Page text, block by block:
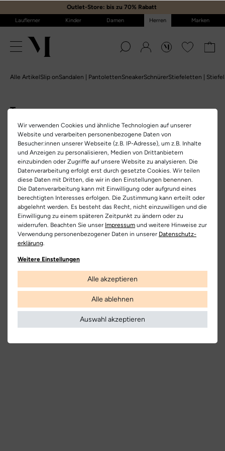
Outlet-Store: bis zu 70% Rabatt
Lauflerner Kinder Damen Herren Marken
Alle ArtikelSlip onSandalen | PantolettenSneakerSchnürerStiefeletten | Stiefel
Toms
Home Herren Marken Toms
Wir verwenden Cookies und ähnliche Technologien auf unserer
Website und verarbeiten personenbezogene Daten von
Besucher:innen unserer Webseite (z.B. IP-Adresse), um z.B. Inhalte
und Anzeigen zu personalisieren, Medien von Drittanbietern
einzubinden oder Zugriffe auf unsere Website zu analysieren. Die
Datenverarbeitung erfolgt erst durch gesetzte Cookies. Wir teilen
diese Daten mit Dritten, die wir in den Einstellungen benennen.
Die Datenverarbeitung kann mit Einwilligung oder aufgrund eines
berechtigten Interesses erfolgen. Die Zustimmung kann erteilt oder
abgelehnt werden. Es besteht das Recht, nicht einzuwilligen und die
Einwilligung zu einem späteren Zeitpunkt zu ändern oder zu
widerrufen. Beachten Sie unser Impressum und weitere Hinweise zur
Verwendung personenbezogener Daten in unserer Daten­schutz­
erklärung
Weitere Einstellungen
Alle akzeptieren
Alle ablehnen
Auswahl akzeptieren